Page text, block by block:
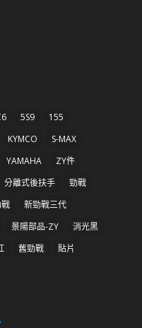
5S9
155
KYMCO
S-MAX
YAMAHA
ZY件
分離式後扶手
勁戰
新勁戰三代
景陽部品-ZY
消光黑
舊勁戰
貼片